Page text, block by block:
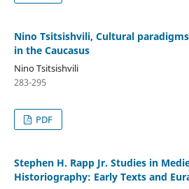
Nino Tsitsishvili, Cultural
in the Caucasus
Nino Tsitsishvili
283-295
PDF
Stephen H. Rapp Jr. Studies in
Historiography: Early Texts and